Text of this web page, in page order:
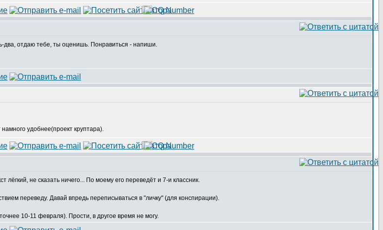
два, отдаю тебе, ты оценишь. Понравиться - напиши.
удобнее(проект круптара).
не сказать ничего... По моему его переведёт и 7-и классник.
переведу. Давай впредь переписываться в "личку" (для конспирации).
10-11 февраля). Прости, в другое время не могу.